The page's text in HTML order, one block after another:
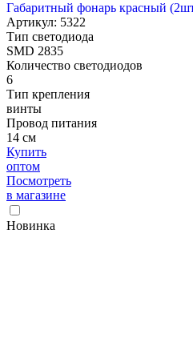
Габаритный фонарь красный
Артикул: 5322
Тип светодиода
SMD 2835
Количество светодиодов
6
Тип крепления
винты
Провод питания
14 см
Купить
оптом
Посмотреть
в магазине
Новинка